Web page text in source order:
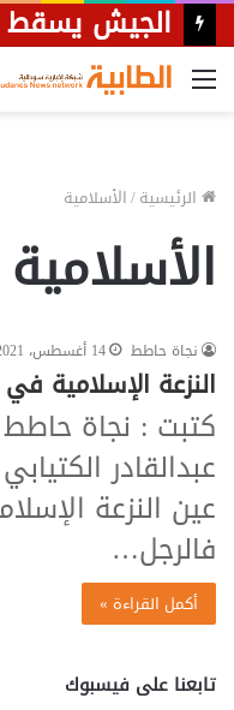
القائمة
الرئيسية/الأسلامية
الأسلامية
نجاة حاطط
14 أغسطس، 2021
النزعة الإسلامية
كتبت : نجاة حاطط
عبدالقادر
عين النزعة
فالرجل…
أكمل القراءة »
تابعنا على فيسبوك